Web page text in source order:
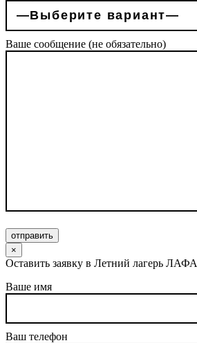
Ваше сообщение (не обязательно)
отправить
×
Оставить заявку в Летний лагерь ЛАФА
Ваше имя
Ваш телефон